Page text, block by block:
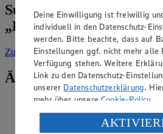
Suche weitere Tipps &
„Kochen“
Zur Suchevorgefiltert nach Kategorie:
Ähnliche Inhalte
Wie verhindert man,
Kochen
Deine Einwilligung ist freiwillig
individuell in den Datenschutz-
werden. Bitte beachte, dass auf
Einstellungen ggf. nicht mehr alle
Verfügung stehen. Weitere
Link zu den Datenschutz-
unserer Datenschutzerklärung.
mehr über unsereCookie-Policy.
Verarbeitung deiner